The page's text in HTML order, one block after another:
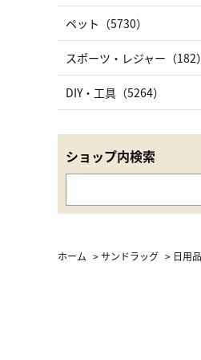
ペット（5730）
スポーツ・レジャー（182）
DIY・工具（5264）
ショップ内検索
ホーム >サンドラッグ > 日用